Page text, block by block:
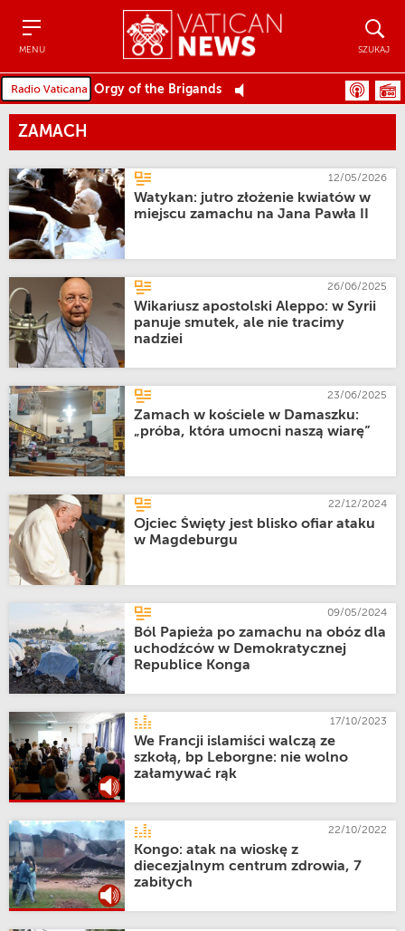
MENU SZUKAJ
Orgy of the Brigands
ZAMACH
12/05/2026
Watykan: jutro złożenie kwiatów w
miejscu zamachu na Jana Pawła II
26/06/2025
Wikariusz apostolski Aleppo: w Syrii
panuje smutek, ale nie tracimy
nadziei
23/06/2025
Zamach w kościele w Damaszku:
„próba, która umocni naszą wiarę”
22/12/2024
Ojciec Święty jest blisko ofiar ataku
w Magdeburgu
09/05/2024
Ból Papieża po zamachu na obóz dla
uchodźców w Demokratycznej
Republice Konga
17/10/2023
We Francji islamiści walczą ze
szkołą, bp Leborgne: nie wolno
załamywać rąk
22/10/2022
Kongo: atak na wioskę z
diecezjalnym centrum zdrowia, 7
zabitych